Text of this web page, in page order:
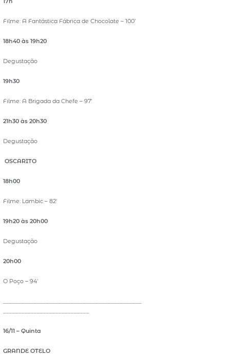
Filme: A Fantástica Fábrica de Chocolate – 100’
18h40 às 19h20
Degustação
19h30
Filme: A Brigada da Chefe – 97’
21h30 às 20h30
Degustação
OSCARITO
18h00
Filme: Lambic – 82′
19h20 às 20h00
Degustação
20h00
O Poço – 94′
16/11 – Quinta
GRANDE OTELO